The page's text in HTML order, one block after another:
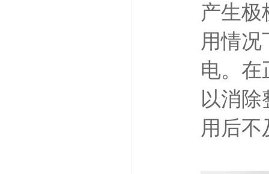
产生极
用情
电。在
以消
用后不